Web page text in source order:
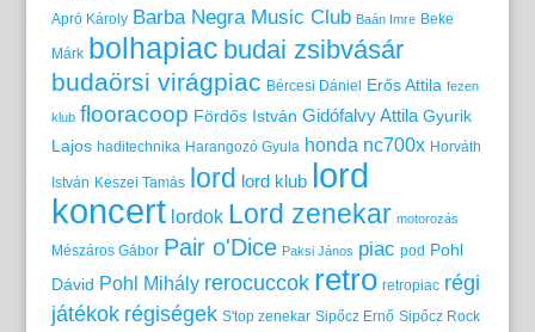
Apró Károly Barba Negra Music Club Baán Imre Beke
Márk bolhapiac budai zsibvásár
budaörsi virágpiac Bércesi Dániel Erős Attila fezen
klub flooracoop Fördős István Gidófalvy Attila Gyurik
Lajos haditechnika Harangozó Gyula honda nc700x Horváth
István Keszei Tamás lord lord klub lord
koncert lordok Lord zenekar motorozás
Mészáros Gábor Pair o'Dice Paksi János piac pod Pohl
Dávid Pohl Mihály rerocuccok retro retropiac régi
játékok régiségek S'top zenekar Sipőcz Ernő Sipőcz Rock